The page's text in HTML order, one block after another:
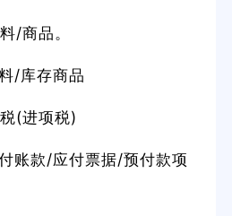
/商品。
/库存商品
(进项税)
账款/应付票据/预付款项